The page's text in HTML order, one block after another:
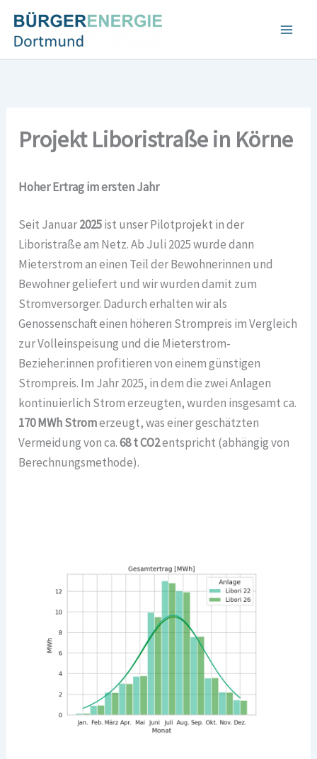
Inhalt
springen
Projekt Liboristraße in Körne
Hoher Ertrag im ersten Jahr
Seit Januar2025ist unser Pilotprojekt in der
Liboristraße am Netz. Ab Juli 2025 wurde dann
Mieterstrom an einen Teil der Bewohnerinnen und
Bewohner geliefert und wir wurden damit zum
Stromversorger. Dadurch erhalten wir als
Genossenschaft einen höheren Strompreis im Vergleich
zur Volleinspeisung und die Mieterstrom-
Bezieher:innen profitieren von einem günstigen
Strompreis. Im Jahr 2025, in dem die zwei Anlagen
kontinuierlich Strom erzeugten, wurden insgesamt ca.
170 MWh Stromerzeugt, was einer geschätzten
Vermeidung von ca.68 t CO2entspricht (abhängig von
Berechnungsmethode).